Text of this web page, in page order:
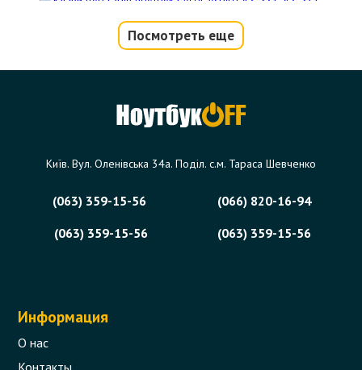
Клавиатура для ноутбука Acer Aspire
Код товара - 06778
430 грн.
Есть в наличии
В корзину
Посмотреть еще
Київ. Вул. Оленівська 34а. Поділ. с.м. Тараса Шевченко
(063) 359-15-56
(066) 820-16-94
(063) 359-15-56
(063) 359-15-56
Информация
О нас
Контакты